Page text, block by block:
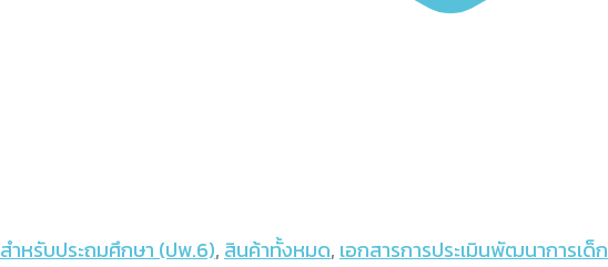
สำหรับประถมศึกษา (ปพ.6), สินค้าทั้งหมด, เอกสารการประเมินพัฒนาการเด็ก